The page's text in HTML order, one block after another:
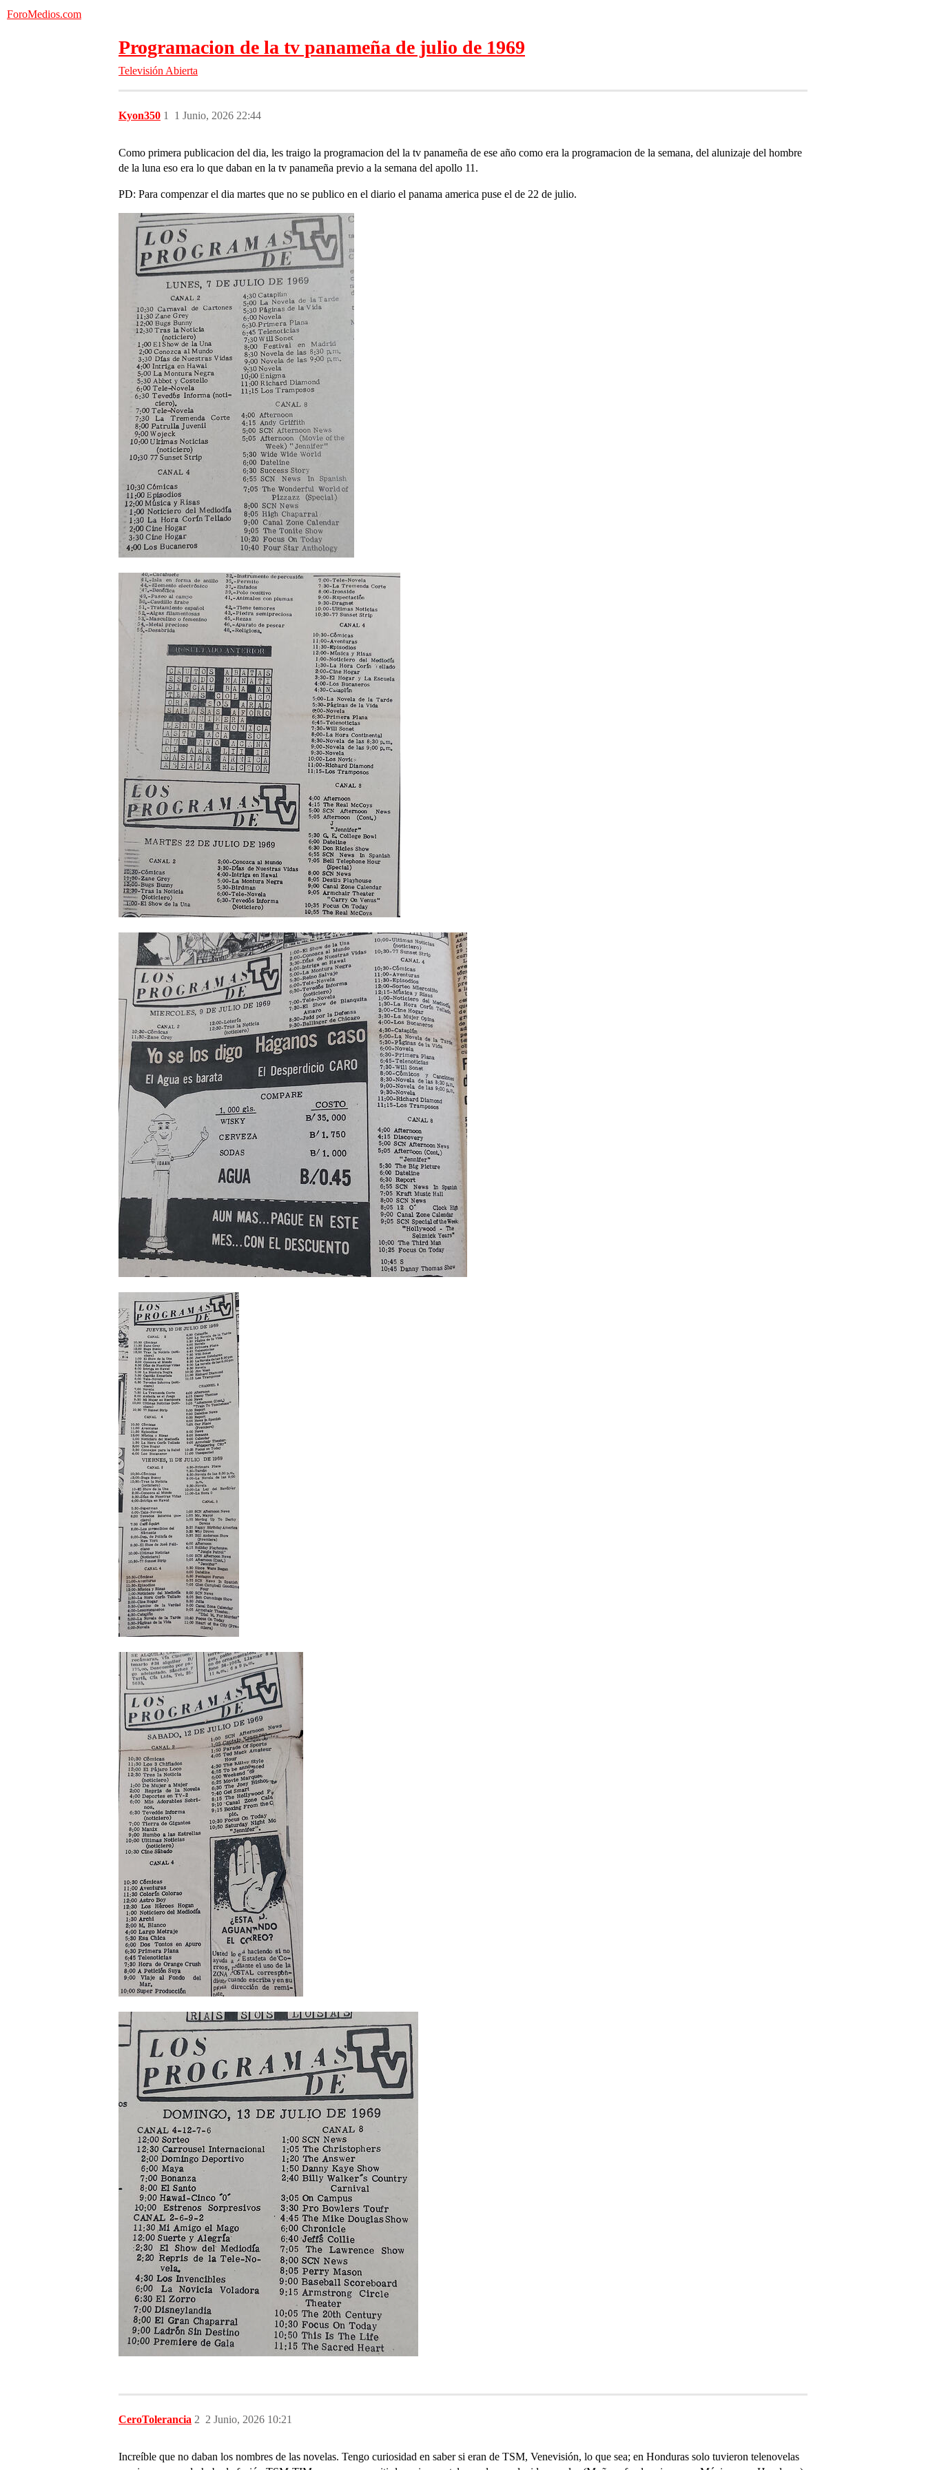
ForoMedios.com
Programacion de la tv panameña de julio de 1969
Televisión Abierta
Kyon350 1 Junio, 2026 22:44
1
Como primera publicacion del dia, les traigo la programacion del la tv panameña de ese año como era la programacion de la semana, del alunizaje del hombre
de la luna eso era lo que daban en la tv panameña previo a la semana del apollo 11.
PD: Para compenzar el dia martes que no se publico en el diario el panama america puse el de 22 de julio.
CeroTolerancia 2 Junio, 2026 10:21
2
Increíble que no daban los nombres de las novelas. Tengo curiosidad en saber si eran de TSM, Venevisión, lo que sea; en Honduras solo tuvieron telenovelas